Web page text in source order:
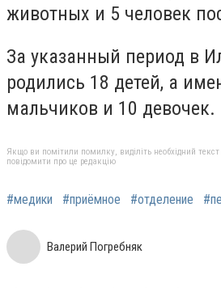
животных и 5 человек
За указанный период в
родились 18 детей, а
мальчиков и 10 девочек.
Якщо ви помітили помилку, виділіть необхідний
повідомити про це редакцію
#медики #приёмное #отделение
Валерий Погребняк